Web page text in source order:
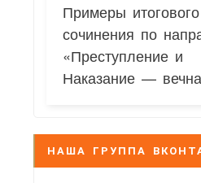
Примеры итогового
сочинения по
«Преступление и
Наказание —
НАША ГРУППА